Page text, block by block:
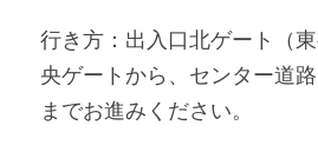
行き方：出入口北ゲート（
央ゲートから、センター道
までお進みください。